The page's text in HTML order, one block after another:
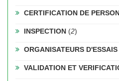
CERTIFICATION DE
INSPECTION (2)
ORGANISATEURS
VALIDATION ET